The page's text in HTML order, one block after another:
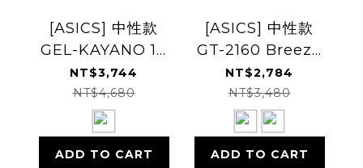
[ASICS] 中性款
GEL-KAYANO 14
運動休閒鞋
NT$3,744
NT$4,680
ADD TO CART
[ASICS] 中性款
GT-2160 Breeze
休閒運動鞋
(1203A951)
NT$2,784
NT$3,480
ADD TO CART